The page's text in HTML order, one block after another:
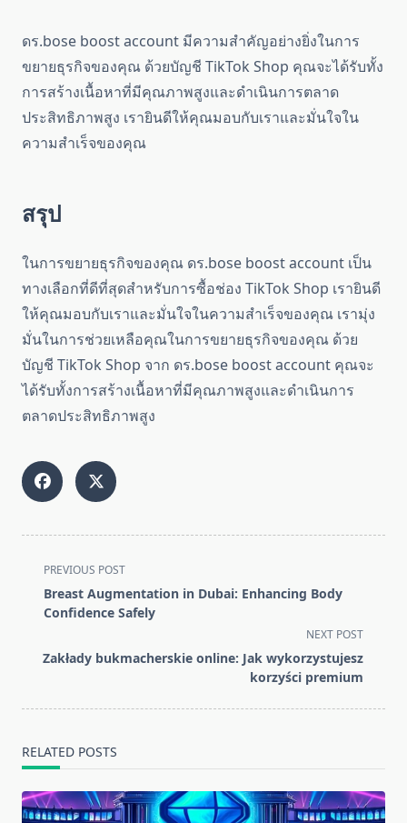
ดร.bose boost account มีความสำคัญอย่างยิ่งในการ
ขยายธุรกิจของคุณ ด้วยบัญชี TikTok Shop คุณจะได้รับทั้ง
การสร้างเนื้อหาที่มีคุณภาพสูงและดำเนินการตลาด
ประสิทธิภาพสูง เรายินดีให้คุณมอบกับเราและมั่นใจใน
ความสำเร็จของคุณ
สรุป
ในการขยายธุรกิจของคุณ ดร.bose boost account เป็น
ทางเลือกที่ดีที่สุดสำหรับการซื้อช่อง TikTok Shop เรายินดี
ให้คุณมอบกับเราและมั่นใจในความสำเร็จของคุณ เรามุ่ง
มั่นในการช่วยเหลือคุณในการขยายธุรกิจของคุณ ด้วย
บัญชี TikTok Shop จาก ดร.bose boost account คุณจะ
ได้รับทั้งการสร้างเนื้อหาที่มีคุณภาพสูงและดำเนินการ
ตลาดประสิทธิภาพสูง
<span
class="nav-
subtitle
reader-
PREVIOUS POST
Breast Augmentation in Dubai: Enhancing Body
Confidence Safely
NEXT POST
Zakłady bukmacherskie online: Jak wykorzystujesz
korzyści premium
RELATED POSTS